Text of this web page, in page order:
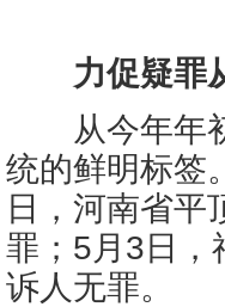
力促疑罪
从今年年初
统的鲜明标签
日，河南省平
罪；5月3日，
诉人无罪。